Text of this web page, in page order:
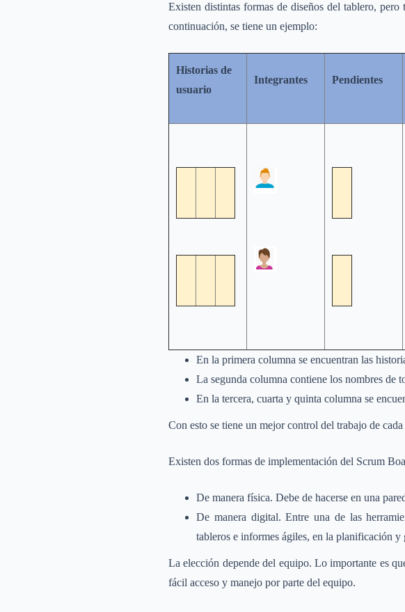
Existen distintas formas de diseños del tablero, pero
continuación, se tiene un ejemplo:
Historias de
usuario
Integrantes Pendientes
En la primera columna se encuentran las
La segunda columna contiene los nombres de
En la tercera, cuarta y quinta columna se
Con esto se tiene un mejor control del trabajo de
Existen dos formas de implementación del Scrum
De manera física. Debe de hacerse en una
De manera digital. Entre una de las
tableros e informes ágiles, en la planificación y
La elección depende del equipo. Lo importante es
fácil acceso y manejo por parte del equipo.